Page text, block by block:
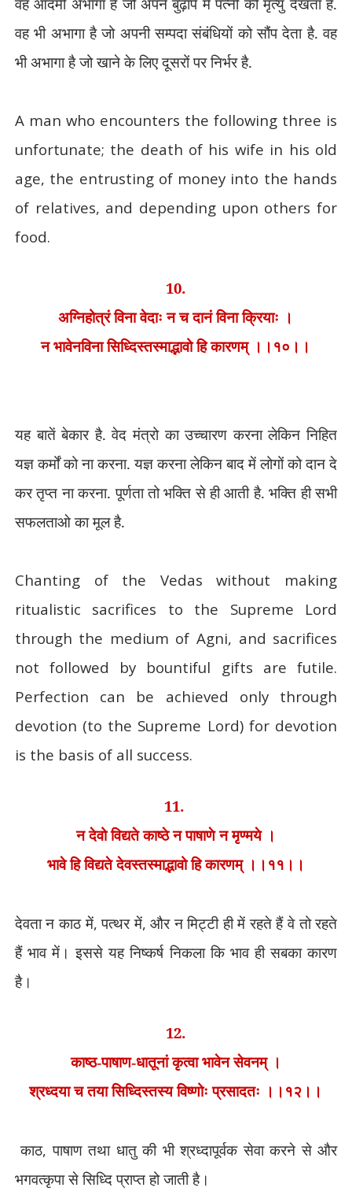
वह भी अभागा है जो अपनी सम्पदा संबंधियों को सौंप देता है. वह
भी अभागा है जो खाने के लिए दूसरों पर निर्भर है.
A man who encounters the following three is
unfortunate; the death of his wife in his old
age, the entrusting of money into the hands
of relatives, and depending upon others for
food.
10.
अग्निहोत्रं विना वेदाः न च दानं विना क्रियाः ।
न भावेनविना सिध्दिस्तस्माद्भावो हि कारणम् ।।१०।।
यह बातें बेकार है. वेद मंत्रो का उच्चारण करना लेकिन निहित
यज्ञ कर्मों को ना करना. यज्ञ करना लेकिन बाद में लोगों को दान दे
कर तृप्त ना करना. पूर्णता तो भक्ति से ही आती है. भक्ति ही सभी
सफलताओ का मूल है.
Chanting of the Vedas without making
ritualistic sacrifices to the Supreme Lord
through the medium of Agni, and sacrifices
not followed by bountiful gifts are futile.
Perfection can be achieved only through
devotion (to the Supreme Lord) for devotion
is the basis of all success.
11.
न देवो विद्यते काष्ठे न पाषाणे न मृण्मये ।
भावे हि विद्यते देवस्तस्माद्भावो हि कारणम् ।।११।।
देवता न काठ में,पत्थर में,और न मिट्टी ही में रहते हैं वे तो रहते
हैं भाव में। इससे यह निष्कर्ष निकला कि भाव ही सबका कारण
है।
12.
काष्ठ-पाषाण-धातूनां कृत्वा भावेन सेवनम् ।
श्रध्दया च तया सिध्दिस्तस्य विष्णोः प्रसादतः ।।१२।।
काठ,पाषाण तथा धातु की भी श्रध्दापूर्वक सेवा करने से और
भगवत्कृपा से सिध्दि प्राप्त हो जाती है।